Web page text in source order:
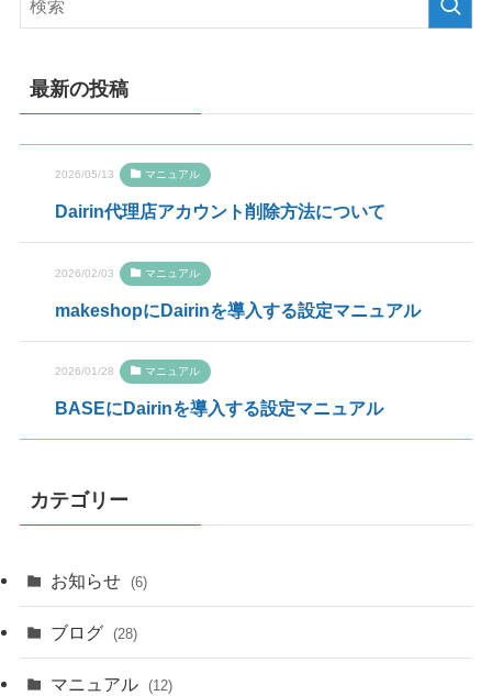
最新の投稿
2026/05/13 マニュアル
Dairin代理店アカウント削除方法について
2026/02/03 マニュアル
makeshopにDairinを導入する設定マニュアル
2026/01/28 マニュアル
BASEにDairinを導入する設定マニュアル
カテゴリー
お知らせ (6)
ブログ (28)
マニュアル (12)